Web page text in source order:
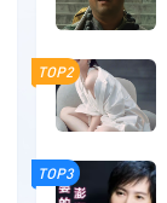
TOP2
TOP3